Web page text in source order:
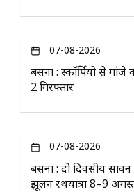
07-08-2026
बसना : स्कॉर्पियो से गांजे
2 गिरफ्तार
07-08-2026
बसना : दो दिवसीय
झूलन रथयात्रा 8–9